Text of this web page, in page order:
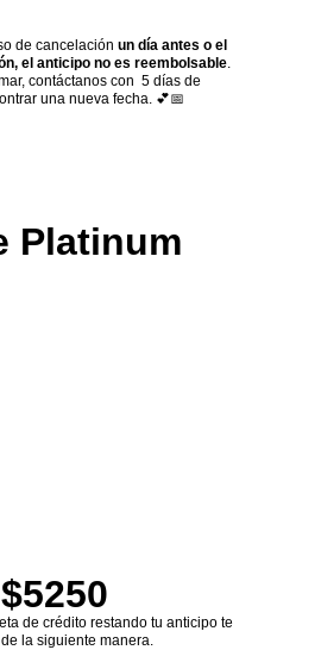
de cancelación un día antes o el
el anticipo no es reembolsable.
contáctanos con  5 días de
una nueva fecha. 💕📅
$5250
Platinum
de crédito restando tu anticipo te
la siguiente manera.